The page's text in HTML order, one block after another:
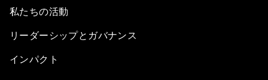
私たちの活動
リーダーシップとガバナンス
インパクト